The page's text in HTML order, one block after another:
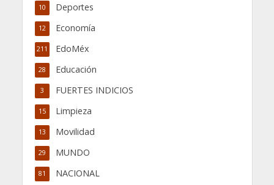
Deportes
10
Economía
12
EdoMéx
211
Educación
28
FUERTES INDICIOS
3
Limpieza
15
Movilidad
13
MUNDO
29
NACIONAL
81